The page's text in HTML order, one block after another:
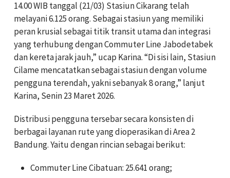
14.00 WIB tanggal (21/03) Stasiun Cikarang telah
melayani 6.125 orang. Sebagai stasiun yang memiliki
peran krusial sebagai titik transit utama dan integrasi
yang terhubung dengan Commuter Line Jabodetabek
dan kereta jarak jauh,” ucap Karina. “Di sisi lain, Stasiun
Cilame mencatatkan sebagai stasiun dengan volume
pengguna terendah, yakni sebanyak 8 orang,” lanjut
Karina, Senin 23 Maret 2026.
Distribusi pengguna tersebar secara konsisten di
berbagai layanan rute yang dioperasikan di Area 2
Bandung. Yaitu dengan rincian sebagai berikut:
Commuter Line Cibatuan: 25.641 orang;